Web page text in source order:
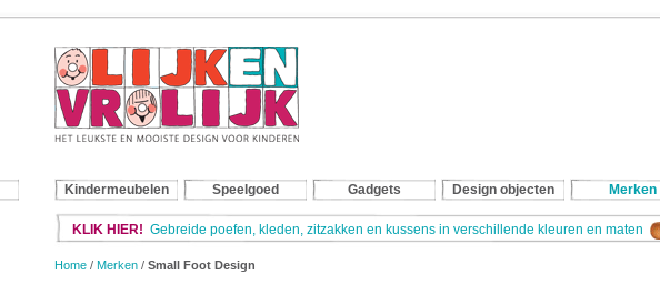
Kindermeubelen Speelgoed Gadgets Design objecten Merken
KLIK HIER! Gebreide poefen, kleden, zitzakken en kussens in verschillende kleuren en maten
Home / Merken / Small Foot Design